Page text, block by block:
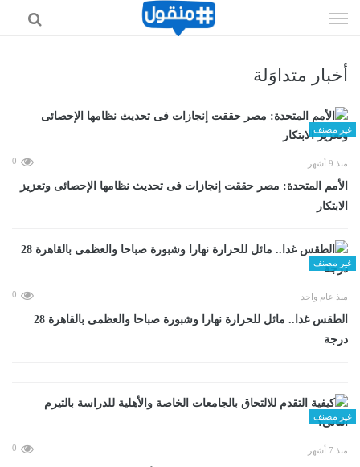
الى
أخبار متداوَلة
غير مصنف
منذ 9 أشهر 0
الأمم المتحدة: مصر حققت إنجازات فى تحديث نظامها الإحصائى وتعزيز
الابتكار
غير مصنف
منذ عام واحد 0
الطقس غدا.. مائل للحرارة نهارا وشبورة صباحا والعظمى بالقاهرة 28
درجة
غير مصنف
منذ 7 أشهر 0